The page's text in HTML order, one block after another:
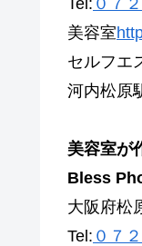
美容室
セルフエ
河内松原
美容室が
Bless
大阪府松
Tel: ０７